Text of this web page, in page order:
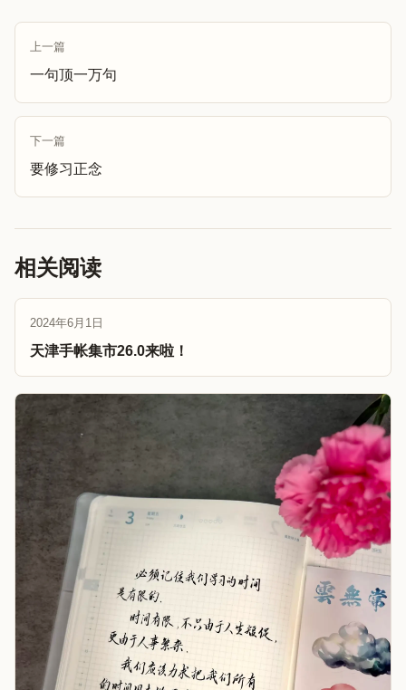
上一篇
一句顶一万句
下一篇
要修习正念
相关阅读
2024年6月1日
天津手帐集市26.0来啦！